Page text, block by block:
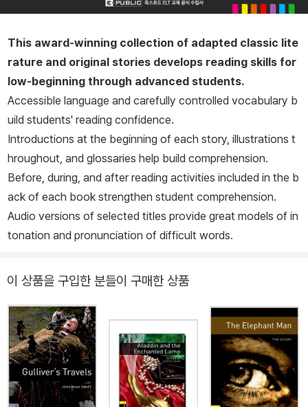
This award-winning collection of adapted classic lite
rature and original stories develops reading skills for
low-beginning through advanced students.
Accessible language and carefully controlled vocabulary b
uild students' reading confidence.
Introductions at the beginning of each story, illustrations t
hroughout, and glossaries help build comprehension.
Before, during, and after reading activities included in the b
ack of each book strengthen student comprehension.
Audio versions of selected titles provide great models of in
tonation and pronunciation of difficult words.
이 상품을 구입한 분들이 구매한 상품